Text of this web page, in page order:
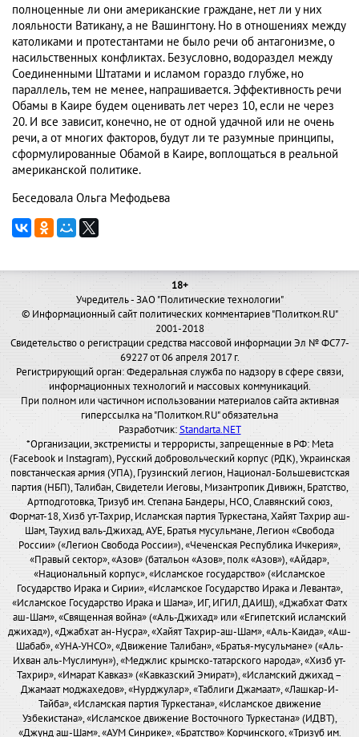
полноценные ли они американские граждане, нет ли у них
лояльности Ватикану, а не Вашингтону. Но в отношениях между
католиками и протестантами не было речи об антагонизме, о
насильственных конфликтах. Безусловно, водораздел между
Соединенными Штатами и исламом гораздо глубже, но
параллель, тем не менее, напрашивается. Эффективность речи
Обамы в Каире будем оценивать лет через 10, если не через
20. И все зависит, конечно, не от одной удачной или не очень
речи, а от многих факторов, будут ли те разумные принципы,
сформулированные Обамой в Каире, воплощаться в реальной
американской политике.
Беседовала Ольга Мефодьева
18+
Учредитель - ЗАО "Политические технологии"
© Информационный сайт политических комментариев "Политком.RU"
2001-2018
Свидетельство о регистрации средства массовой информации Эл № ФС77-
69227 от 06 апреля 2017 г.
Регистрирующий орган: Федеральная служба по надзору в сфере связи,
информационных технологий и массовых коммуникаций.
При полном или частичном использовании материалов сайта активная
гиперссылка на "Политком.RU" обязательна
Разработчик:Standarta.NET
*Организации, экстремисты и террористы, запрещенные в РФ: Meta
(Facebook и Instagram), Русский добровольческий корпус (РДК), Украинская
повстанческая армия (УПА), Грузинский легион, Национал-Большевистская
партия (НБП), Талибан, Свидетели Иеговы, Мизантропик Дивижн, Братство,
Артподготовка, Тризуб им. Степана Бандеры, НСО, Славянский союз,
Формат-18, Хизб ут-Тахрир, Исламская партия Туркестана, Хайят Тахрир аш-
Шам, Таухид валь-Джихад, АУЕ, Братья мусульмане, Легион «Свобода
России» («Легион Свобода России»), «Чеченская Республика Ичкерия»,
«Правый сектор», «Азов» (батальон «Азов», полк «Азов»), «Айдар»,
«Национальный корпус», «Исламское государство» («Исламское
Государство Ирака и Сирии», «Исламское Государство Ирака и Леванта»,
«Исламское Государство Ирака и Шама», ИГ, ИГИЛ, ДАИШ), «Джабхат Фатх
аш-Шам», «Священная война» («Аль-Джихад» или «Египетский исламский
джихад»), «Джабхат ан-Нусра», «Хайят Тахрир-аш-Шам», «Аль-Каида», «Аш-
Шабаб», «УНА-УНСО», «Движение Талибан», «Братья-мусульмане» («Аль-
Ихван аль-Муслимун»), «Меджлис крымско-татарского народа», «Хизб ут-
Тахрир», «Имарат Кавказ» («Кавказский Эмират»), «Исламский джихад –
Джамаат моджахедов», «Нурджулар», «Таблиги Джамаат», «Лашкар-И-
Тайба», «Исламская партия Туркестана», «Исламское движение
Узбекистана», «Исламское движение Восточного Туркестана» (ИДВТ),
«Джунд аш-Шам», «АУМ Синрике», «Братство» Корчинского, «Тризуб им.